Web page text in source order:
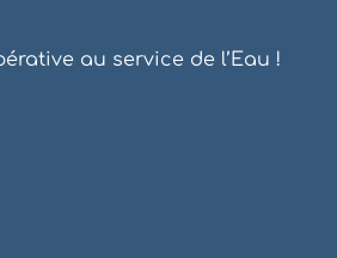
au service de l’Eau !